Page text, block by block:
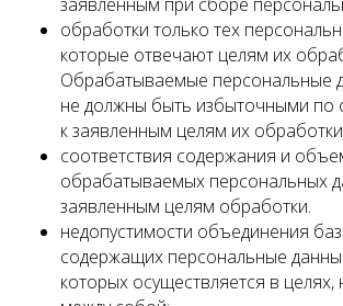
обработки только тех
которые отвечают целям их
Обрабатываемые персональные
не должны быть избыточными
к заявленным целям их
соответствия содержания и
обрабатываемых персональных
заявленным целям обработки.
недопустимости объединения
содержащих персональные
которых осуществляется в